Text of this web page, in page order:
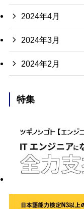
2024年4月
2024年3月
2024年2月
特集